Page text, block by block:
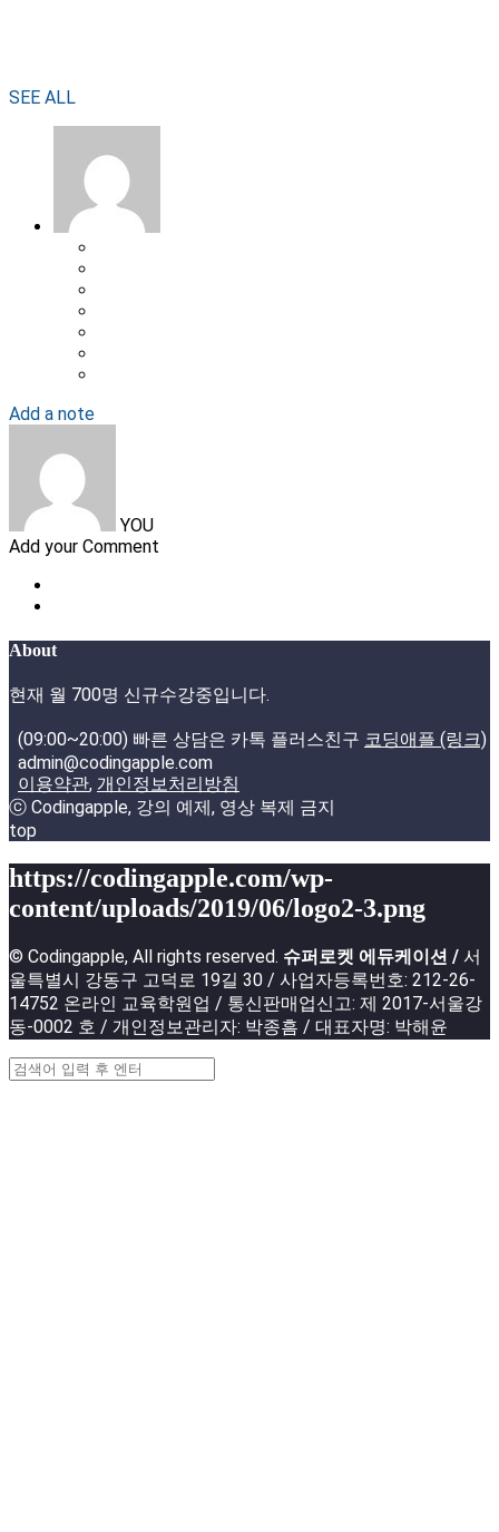
SEE ALL
Add a note
YOU
Add your Comment
About
현재 월 700명 신규수강중입니다.
(09:00~20:00) 빠른 상담은 카톡 플러스친구 코딩애플 (링크)
admin@codingapple.com
이용약관, 개인정보처리방침
ⓒ Codingapple, 강의 예제, 영상 복제 금지
top
https://codingapple.com/wp-
content/uploads/2019/06/logo2-3.png
© Codingapple, All rights reserved. 슈퍼로켓 에듀케이션 / 서
울특별시 강동구 고덕로 19길 30 / 사업자등록번호: 212-26-
14752 온라인 교육학원업 / 통신판매업신고: 제 2017-서울강
동-0002 호 / 개인정보관리자: 박종흠 / 대표자명: 박해윤